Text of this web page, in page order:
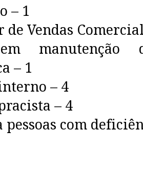
– 1
de Vendas
manutenção
– 1
– 4
– 4
pessoas com